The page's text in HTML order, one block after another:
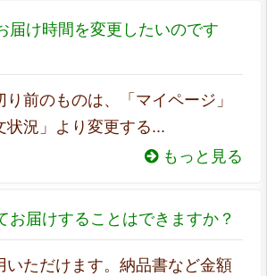
け時間を変更したいのです
り前のものは、「マイページ」
状況」より変更する...
もっと見る
届けすることはできますか？
いただけます。納品書など金額